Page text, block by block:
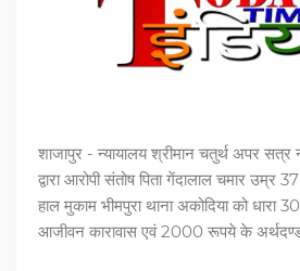
शाजापुर - न्यायालय श्रीमान चतुर्थ अपर सत्र
द्वारा आरोपी संतोष पिता गेंदालाल चमार उम्र
हाल मुकाम भीमपुरा थाना अकोदिया को धारा
आजीवन कारावास एवं 2000 रूपये के अर्थदण्ड